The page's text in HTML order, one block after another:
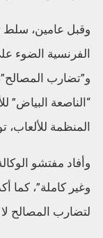
وقبل عامين، سلط
الفرنسية الضوء
و”تضارب
“الناصعة البياض”
المنظمة للألعاب،
وأفاد مفتشو
وغير كاملة”، كما
لتضارب المصالح